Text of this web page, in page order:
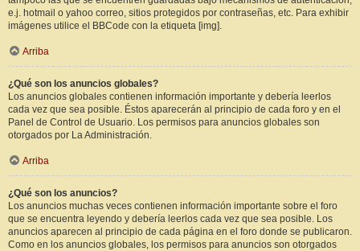
e.j. hotmail o yahoo correo, sitios protegidos por contraseñas, etc. Para exhibir
imágenes utilice el BBCode con la etiqueta [img].
Arriba
¿Qué son los anuncios globales?
Los anuncios globales contienen información importante y debería leerlos
cada vez que sea posible. Éstos aparecerán al principio de cada foro y en el
Panel de Control de Usuario. Los permisos para anuncios globales son
otorgados por La Administración.
Arriba
¿Qué son los anuncios?
Los anuncios muchas veces contienen información importante sobre el foro
que se encuentra leyendo y debería leerlos cada vez que sea posible. Los
anuncios aparecen al principio de cada página en el foro donde se publicaron.
Como en los anuncios globales, los permisos para anuncios son otorgados